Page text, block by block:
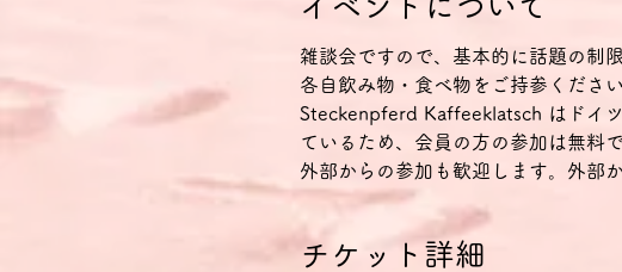
イベントについて
雑談会ですので、基本的に話題の制
各自飲み物・食べ物をご持参くださ
Steckenpferd Kaffeeklatsch はドイ
ているため、会員の方の参加は無料で
外部からの参加も歓迎します。外部
チケット詳細